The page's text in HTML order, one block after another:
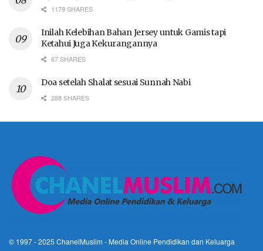
1179 SHARES
Inilah Kelebihan Bahan Jersey untuk Gamis tapi
Ketahui Juga Kekurangannya
67 SHARES
Doa setelah Shalat sesuai Sunnah Nabi
288 SHARES
© 1997 - 2025 ChanelMuslim - Media Online Pendidikan dan Keluarga